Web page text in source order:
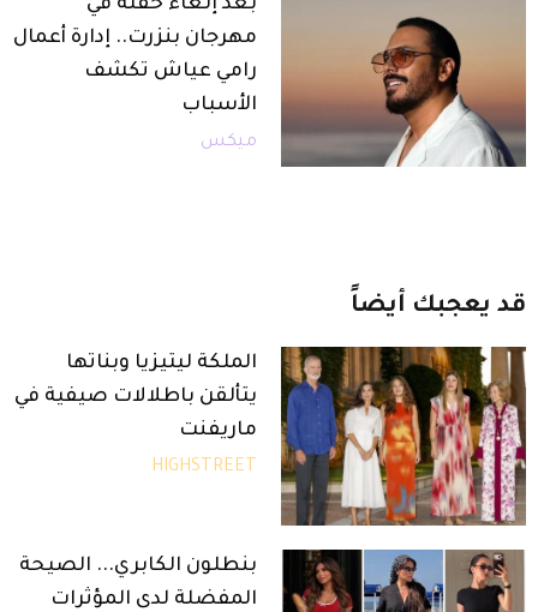
بعد إلغاء حفله في
مهرجان بنزرت.. إدارة أعمال
رامي عياش تكشف
الأسباب
ميكس
قد يعجبك أيضاً
الملكة ليتيزيا وبناتها
يتألقن باطلالات صيفية في
ماريفنت
HIGHSTREET
بنطلون الكابري... الصيحة
المفضلة لدى المؤثرات